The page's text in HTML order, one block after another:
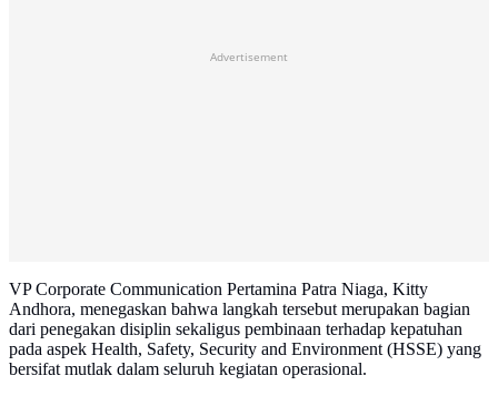
Advertisement
VP Corporate Communication Pertamina Patra Niaga, Kitty
Andhora, menegaskan bahwa langkah tersebut merupakan bagian
dari penegakan disiplin sekaligus pembinaan terhadap kepatuhan
pada aspek Health, Safety, Security and Environment (HSSE) yang
bersifat mutlak dalam seluruh kegiatan operasional.